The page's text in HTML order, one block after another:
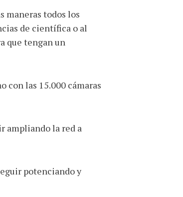
maneras todos los
de científica o al
que tengan un
las 15.000 cámaras
ampliando la red a
potenciando y